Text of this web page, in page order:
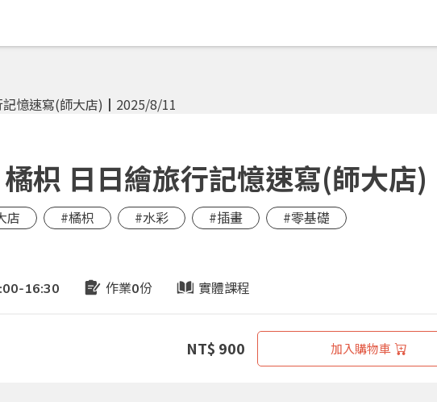
枳 日日繪旅行記憶速寫(師大
店 #橘枳 #水彩 #插畫 #零基礎
16:30 作業0份 實體課程
NT$ 900 加入購物車